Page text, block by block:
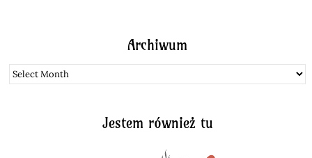
Archiwum
Archiwum
Jestem również tu